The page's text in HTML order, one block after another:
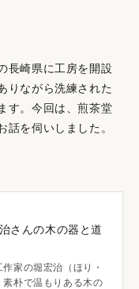
長崎県に工房を開設
りながら洗練された
す。今回は、煎茶堂
を伺いしました。
さんの木の器と道
家の堀宏治（ほり・
素朴で温もりある木の